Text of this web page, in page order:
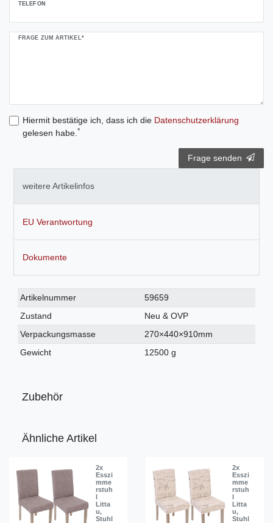
TELEFON
FRAGE ZUM ARTIKEL*
Hiermit bestätige ich, dass ich die Daten­schutz­erklärung
gelesen habe. *
Frage senden
weitere Artikelinfos
EU Verantwortung
Dokumente
Technisches
Merkmal
Wert
Artikelnummer
59659
Zustand
Neu & OVP
Verpackungsmasse
270×440×910mm
Gewicht
12500 g
Zubehör
Ähnliche Artikel
2x
Esszi
mme
rstuh
Litta
u,
Stuhl
2x
Esszi
mme
rstuh
Litta
u,
Stuhl